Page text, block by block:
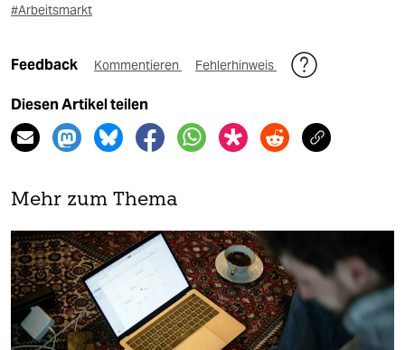
#Arbeitsmarkt
Feedback Kommentieren Fehlerhinweis
Diesen Artikel teilen
Mehr zum Thema